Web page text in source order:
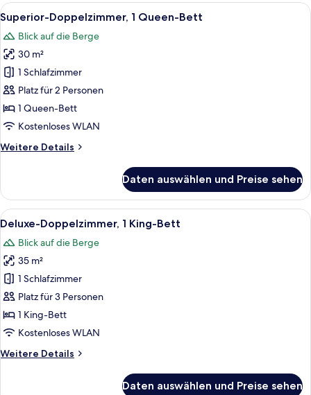
Alle
Fotos
für
Superior-
Doppelzimmer,
1
Queen-
Bett
Ein Hotelzimmer mit einem großen
4
Superior-Doppelzimmer, 1 Queen-Bett
Blick auf die Berge
30 m²
1 Schlafzimmer
Platz für 2 Personen
1 Queen-Bett
Kostenloses WLAN
Weitere Details
Weitere
Doppelzimmer,
Queen-
Daten auswählen und Preise sehen
Alle
Fotos
für
Deluxe-
Doppelzimmer,
1 King-
Bett
anzeigen
Ein Hotelzimmer mit einem großen
6
Deluxe-Doppelzimmer, 1 King-Bett
Blick auf die Berge
35 m²
1 Schlafzimmer
Platz für 3 Personen
1 King-Bett
Kostenloses WLAN
Weitere Details
Weitere
Daten auswählen und Preise sehen